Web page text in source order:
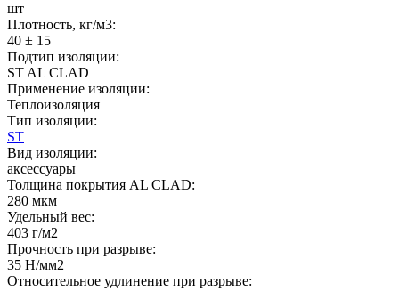
шт
Плотность, кг/м3:
40 ± 15
Подтип изоляции:
ST AL CLAD
Применение изоляции:
Теплоизоляция
Тип изоляции:
ST
Вид изоляции:
аксессуары
Толщина покрытия AL CLAD:
280 мкм
Удельный вес:
403 г/м2
Прочность при разрыве:
35 Н/мм2
Относительное удлинение при разрыве: